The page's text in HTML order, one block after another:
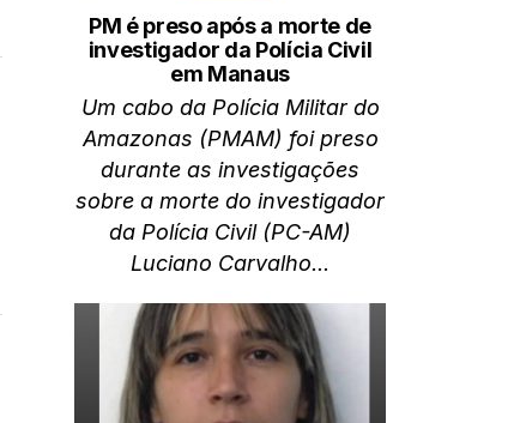
PM é preso após a morte de
investigador da Polícia Civil
em Manaus
Um cabo da Polícia Militar do
Amazonas (PMAM) foi preso
durante as investigações
sobre a morte do investigador
da Polícia Civil (PC-AM)
Luciano Carvalho...